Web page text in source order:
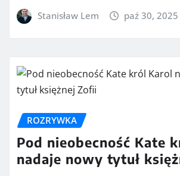
Stanisław Lem paź 30, 2025
ROZRYWKA
Pod nieobecność Kate
nadaje nowy tytuł